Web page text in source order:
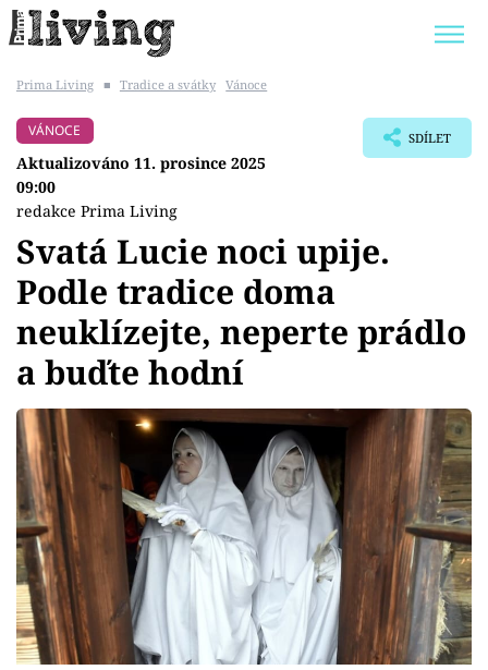
BYDLENÍ SLAVNÝCH
Témata
Bydlení
Zahrada
Design
Sledujte prima+
Přihlášení
Sledujte nás
Prima Living ■ Tradice a svátky Vánoce
VÁNOCE
Aktualizováno 11. prosince 2025
09:00
redakce Prima Living
SDÍLET
Svatá Lucie noci upije.
Podle tradice doma
neuklízejte, neperte prádlo
a buďte hodní